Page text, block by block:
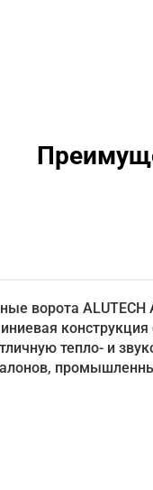
ворота ALUTECH
тепло- и